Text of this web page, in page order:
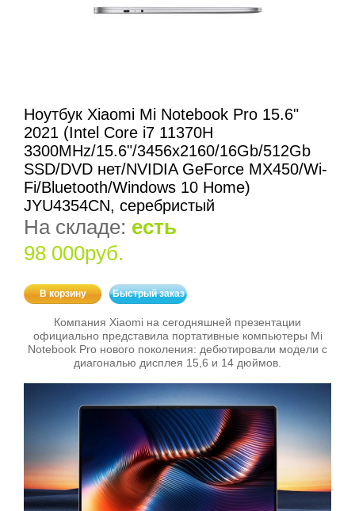
Ноутбук Xiaomi Mi Notebook Pro 15.6"
2021 (Intel Core i7 11370H
3300MHz/15.6"/3456x2160/16Gb/512Gb
SSD/DVD нет/NVIDIA GeForce MX450/Wi-
Fi/Bluetooth/Windows 10 Home)
JYU4354CN, серебристый
На складе: есть
98 000руб.
В корзину Быстрый заказ
Компания Xiaomi на сегодняшней презентации
официально представила портативные компьютеры Mi
Notebook Pro нового поколения: дебютировали модели с
диагональю дисплея 15,6 и 14 дюймов.